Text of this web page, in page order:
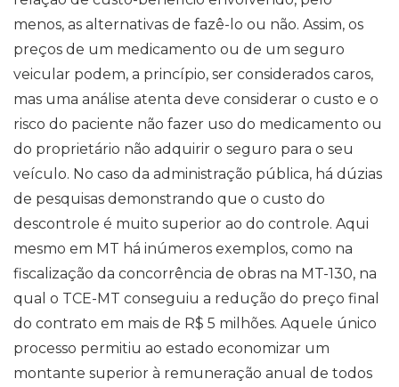
menos, as alternativas de fazê-lo ou não. Assim, os
preços de um medicamento ou de um seguro
veicular podem, a princípio, ser considerados caros,
mas uma análise atenta deve considerar o custo e o
risco do paciente não fazer uso do medicamento ou
do proprietário não adquirir o seguro para o seu
veículo. No caso da administração pública, há dúzias
de pesquisas demonstrando que o custo do
descontrole é muito superior ao do controle. Aqui
mesmo em MT há inúmeros exemplos, como na
fiscalização da concorrência de obras na MT-130, na
qual o TCE-MT conseguiu a redução do preço final
do contrato em mais de R$ 5 milhões. Aquele único
processo permitiu ao estado economizar um
montante superior à remuneração anual de todos